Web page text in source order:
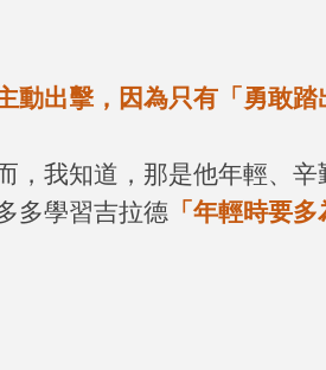
動出擊，因為只有「勇敢
我知道，那是他年輕、辛
多學習吉拉德 「年輕時要